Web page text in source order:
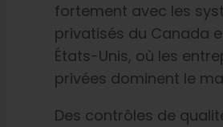
fortement avec les
privatisés du Canada
États-Unis, où les
privées dominent le
Des contrôles de